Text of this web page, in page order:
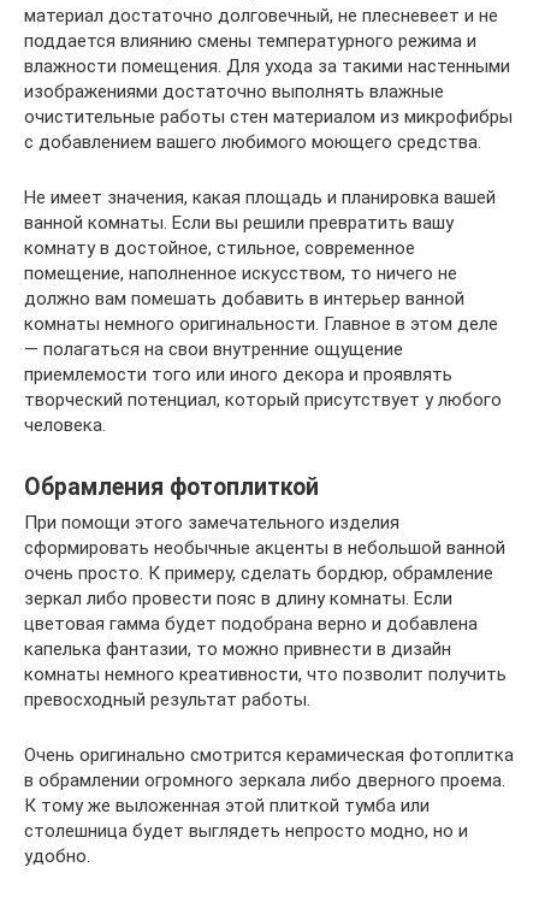
материал достаточно долговечный, не плесневеет и не
поддается влиянию смены температурного режима и
влажности помещения. Для ухода за такими настенными
изображениями достаточно выполнять влажные
очистительные работы стен материалом из микрофибры
с добавлением вашего любимого моющего средства.
Не имеет значения, какая площадь и планировка вашей
ванной комнаты. Если вы решили превратить вашу
комнату в достойное, стильное, современное
помещение, наполненное искусством, то ничего не
должно вам помешать добавить в интерьер ванной
комнаты немного оригинальности. Главное в этом деле
— полагаться на свои внутренние ощущение
приемлемости того или иного декора и проявлять
творческий потенциал, который присутствует у любого
человека.
Обрамления фотоплиткой
При помощи этого замечательного изделия
сформировать необычные акценты в небольшой ванной
очень просто. К примеру, сделать бордюр, обрамление
зеркал либо провести пояс в длину комнаты. Если
цветовая гамма будет подобрана верно и добавлена
капелька фантазии, то можно привнести в дизайн
комнаты немного креативности, что позволит получить
превосходный результат работы.
Очень оригинально смотрится керамическая фотоплитка
в обрамлении огромного зеркала либо дверного проема.
К тому же выложенная этой плиткой тумба или
столешница будет выглядеть непросто модно, но и
удобно.